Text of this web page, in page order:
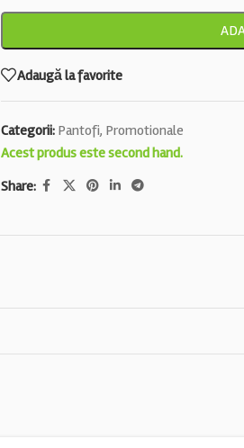
Adaugă la favorite
Categorii: Pantofi, Promotionale
Acest produs este second hand.
Share: